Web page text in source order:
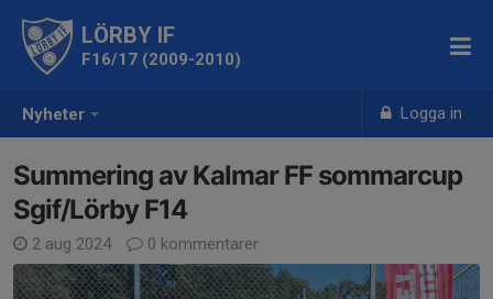
Nyheter Logga in
LÖRBY IF
F16/17 (2009-2010)
Summering av Kalmar FF sommarcup
Sgif/Lörby F14
2 aug 2024 0 kommentarer